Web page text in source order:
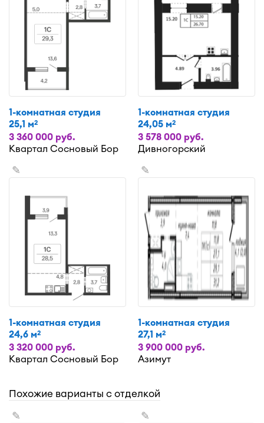
1-комнатная студия
25,1 м2
3 360 000 руб.
Квартал Сосновый Бор
1-комнатная студия
24,05 м2
3 578 000 руб.
Дивногорский
✎
1-комнатная студия
24,6 м2
3 320 000 руб.
Квартал Сосновый Бор
✎
1-комнатная студия
27,1 м2
3 900 000 руб.
Азимут
Похожие варианты с отделкой
✎ ✎